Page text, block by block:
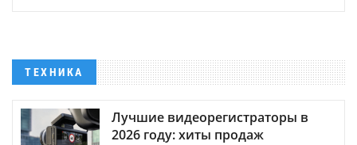
ТЕХНИКА
Лучшие видеорегистраторы в
2026 году: хиты продаж